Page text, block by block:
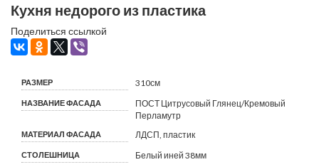
Кухня недорого из пластика
Поделиться ссылкой
РАЗМЕР 310см
НАЗВАНИЕ ФАСАДА
ПОСТ Цитрусовый Глянец/Кремовый
Перламутр
МАТЕРИАЛ ФАСАДА ЛДСП, пластик
СТОЛЕШНИЦА Белый иней 38мм